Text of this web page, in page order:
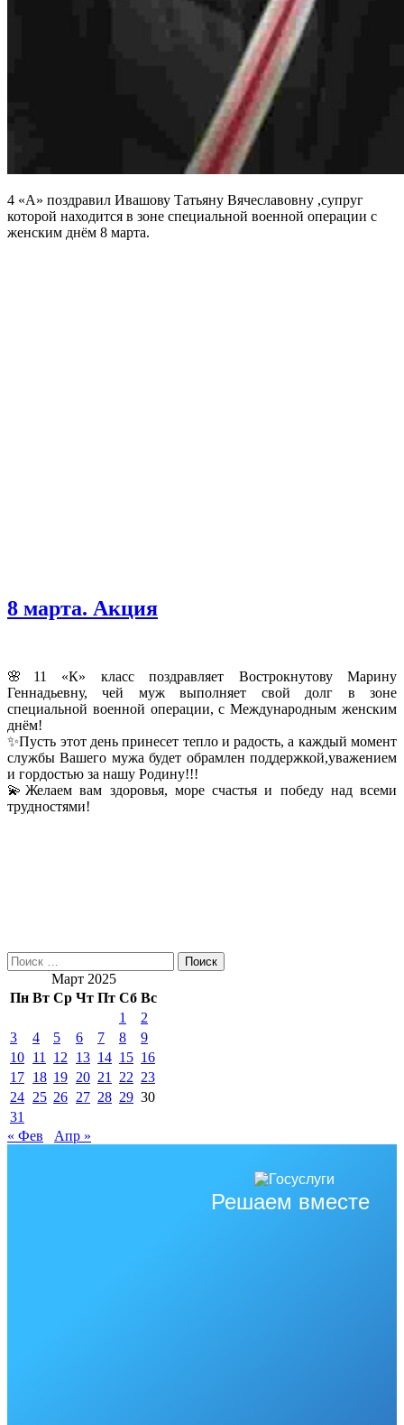
4 «А» поздравил Ивашову Татьяну Вячеславовну ,супруг
которой находится в зоне специальной военной операции с
женским днём 8 марта.
8 марта. Акция
🌸11 «К» класс поздравляет Вострокнутову Марину
Геннадьевну, чей муж выполняет свой долг в зоне
специальной военной операции, с Международным женским
днём!
✨Пусть этот день принесет тепло и радость, а каждый момент
службы Вашего мужа будет обрамлен поддержкой,уважением
и гордостью за нашу Родину!!!
💫Желаем вам здоровья, море счастья и победу над всеми
трудностями!
Найти:
Март 2025
Пн Вт Ср Чт Пт Сб Вс
1
2
3
4 5 6 7 8
9
10 11 12 13 14 15 16
17 18 19 20 21 22 23
24 25 26 27 28 29 30
31
« Фев
Апр »
Решаем вместе